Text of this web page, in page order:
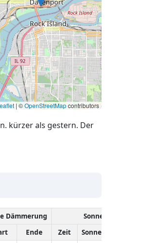
| ©OpenStreetMapcontributors
kürzer als gestern. Der
Dämmerung
Sonnenhöchststand
Ende Zeit
Sonnenentfernung (Mio.